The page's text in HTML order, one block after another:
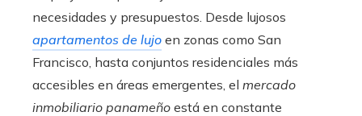
necesidades y presupuestos. Desde lujosos
apartamentos de lujo en zonas como San
Francisco, hasta conjuntos residenciales más
accesibles en áreas emergentes, el mercado
inmobiliario panameño está en constante